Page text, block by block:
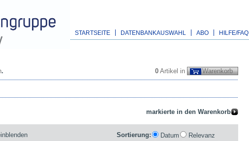
STARTSEITE DATENBANKAUSWAHL ABO HILFE/FAQ
0 Artikel in Warenkorb
.
Sortierung: Datum
Relevanz